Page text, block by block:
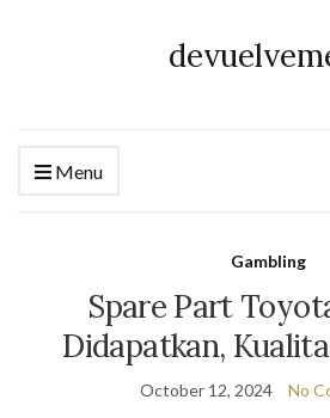
Menu
Gambling
Spare Part
Didapatkan,
October 12, 2024 No